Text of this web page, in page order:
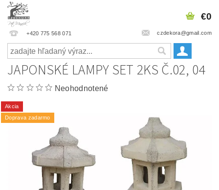
+420 775 568 071 czdekora@gmail.com
€0
JAPONSKÉ LAMPY SET 2KS Č.02, 04
Neohodnotené
Akcia
Doprava zadarmo